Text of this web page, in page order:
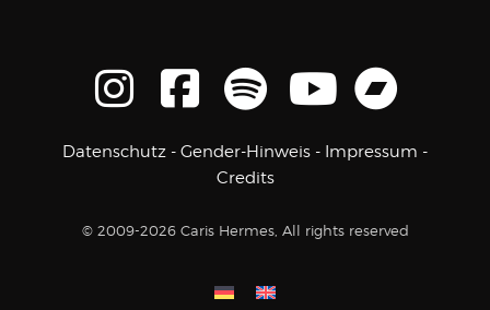
Datenschutz - Gender-Hinweis - Impressum -
Credits
© 2009-2026 Caris Hermes, All rights reserved